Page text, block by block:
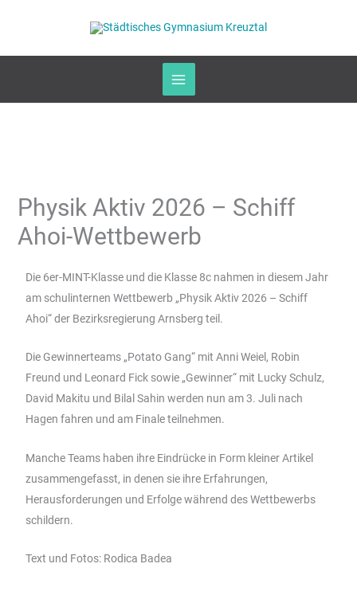
Physik Aktiv 2026 – Schiff
Ahoi-Wettbewerb
Die 6er-MINT-Klasse und die Klasse 8c nahmen in diesem Jahr
am schulinternen Wettbewerb „Physik Aktiv 2026 – Schiff
Ahoi“ der Bezirksregierung Arnsberg teil.
Die Gewinnerteams „Potato Gang“ mit Anni Weiel, Robin
Freund und Leonard Fick sowie „Gewinner“ mit Lucky Schulz,
David Makitu und Bilal Sahin werden nun am 3. Juli nach
Hagen fahren und am Finale teilnehmen.
Manche Teams haben ihre Eindrücke in Form kleiner Artikel
zusammengefasst, in denen sie ihre Erfahrungen,
Herausforderungen und Erfolge während des Wettbewerbs
schildern.
Text und Fotos: Rodica Badea